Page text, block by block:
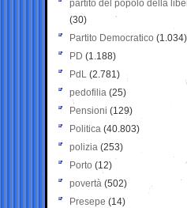
partito del popolo della
(30)
Partito Democratico (1.034)
PD (1.188)
PdL (2.781)
pedofilia (25)
Pensioni (129)
Politica (40.803)
polizia (253)
Porto (12)
povertà (502)
Presepe (14)